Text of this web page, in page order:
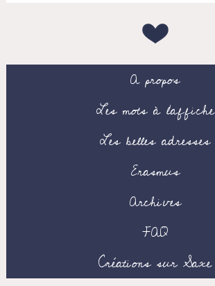
A propos
Les mots à l’affiche
Les belles adresses
Erasmus
Archives
FAQ
Créations sur Saxe